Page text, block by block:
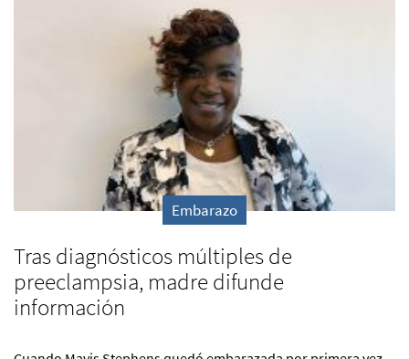
Embarazo
Tras diagnósticos múltiples de
preeclampsia, madre difunde
información